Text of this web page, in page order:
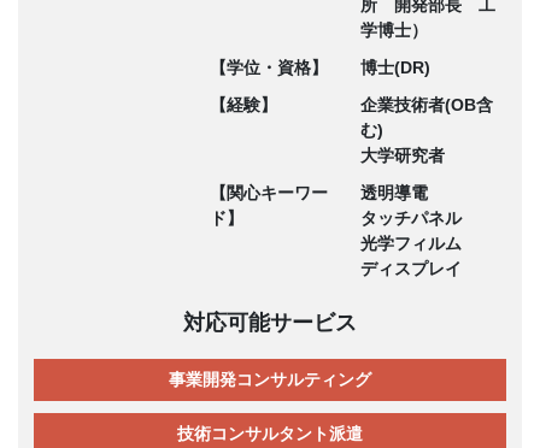
所 開発部長 工
学博士）
【学位・資格】
博士(DR)
【経験】
企業技術者(OB含
む)
大学研究者
【関心キーワー
ド】
透明導電
タッチパネル
光学フィルム
ディスプレイ
対応可能サービス
事業開発コンサルティング
技術コンサルタント派遣